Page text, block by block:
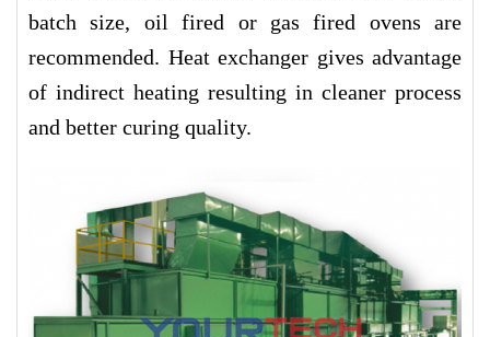
batch size, oil fired or gas fired ovens are
recommended. Heat exchanger gives advantage
of indirect heating resulting in cleaner process
and better curing quality.